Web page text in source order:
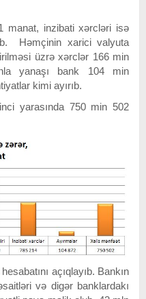
manat, inzibati xərcləri isə
Həmçinin xarici valyuta
üzrə xərclər 166 min
yanaşı bank 104 min
kimi ayırıb.
yarasında 750 min 502
açıqlayıb. Bankın
və digər banklardakı